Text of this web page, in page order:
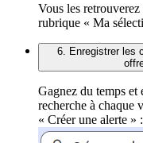
Vous les
rubrique « Ma
6. Enregistrer les
Gagnez du temps et
recherche à chaque
« Créer une alerte » :